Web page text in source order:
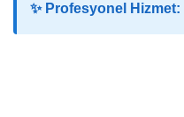
✨ Profesyonel Hizmet: